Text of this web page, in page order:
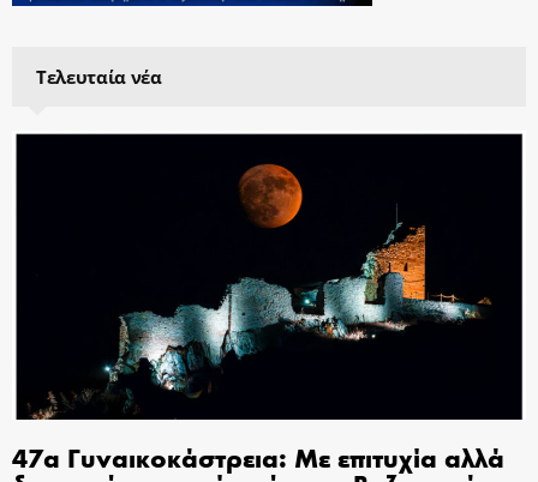
Τελευταία νέα
47α Γυναικοκάστρεια: Με επιτυχία αλλά